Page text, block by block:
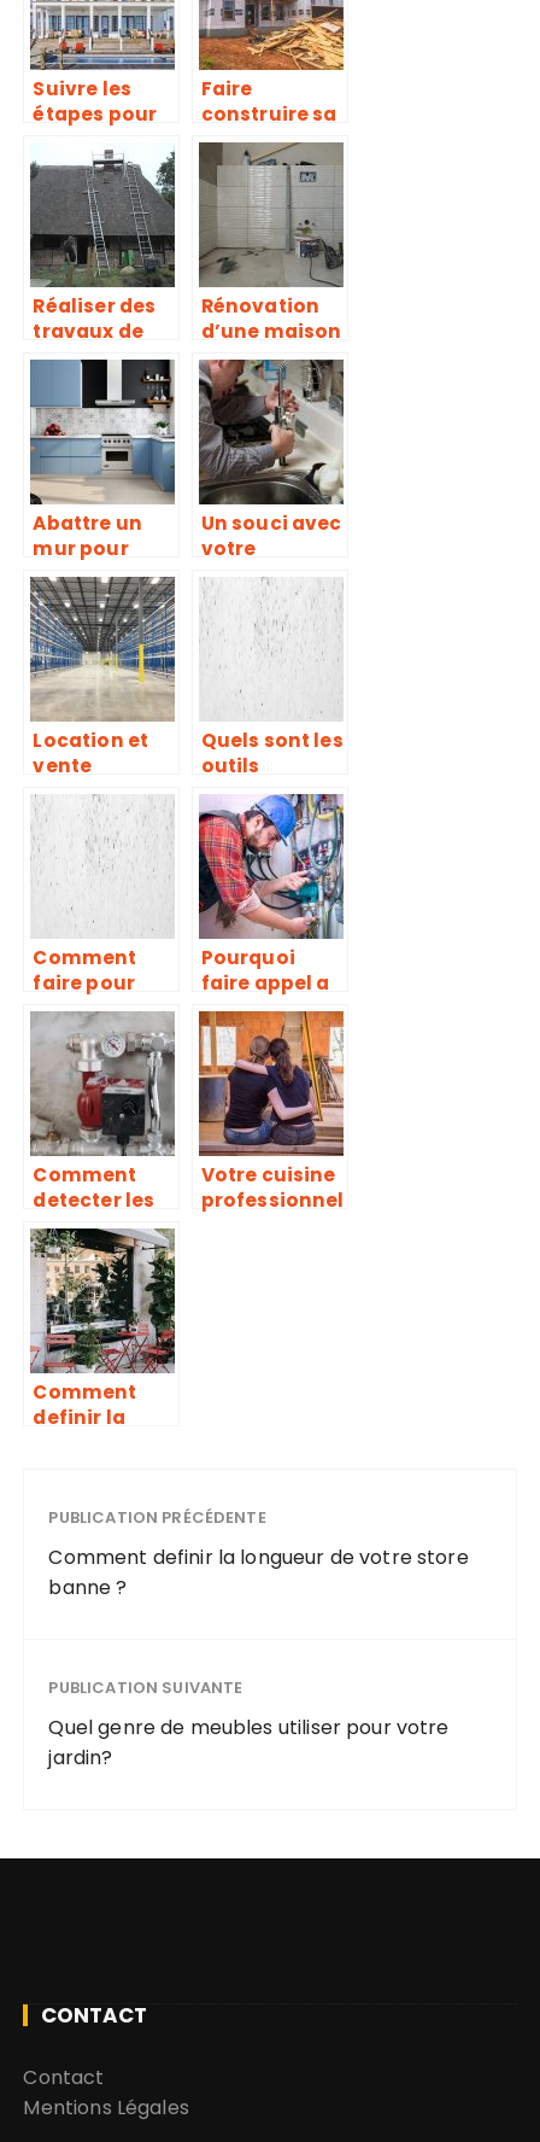
Suivre les
étapes pour
de votre
maison
Faire
construire sa
maison, est-
ce si simple ?
Réaliser des
travaux de
réparation à
Rénovation
d’une maison
: les
essentiels à
savoir pour
mener à bien
votre projet
Abattre un
mur pour
avoir une
cuisine
ouverte
Un souci avec
votre
plomberie :
quelle est
l’attitude à
adopter ?
Location et
vente
d’entrepôt à
Paris et en Ile
de France
Quels sont les
outils
nécessaires
pour le
carrelage ?
Comment
faire pour
construire un
abri de
piscine dans
votre jardin ?
Pourquoi
faire appel a
un expert du
chauffage ?
Comment
detecter les
problemes au
niveau de la
canalisation
?
Votre cuisine
professionnel
Comment
definir la
PUBLICATION PRÉCÉDENTE
Comment definir la longueur de votre store
banne ?
PUBLICATION SUIVANTE
Quel genre de meubles utiliser pour votre
jardin?
CONTACT
Contact
Mentions Légales